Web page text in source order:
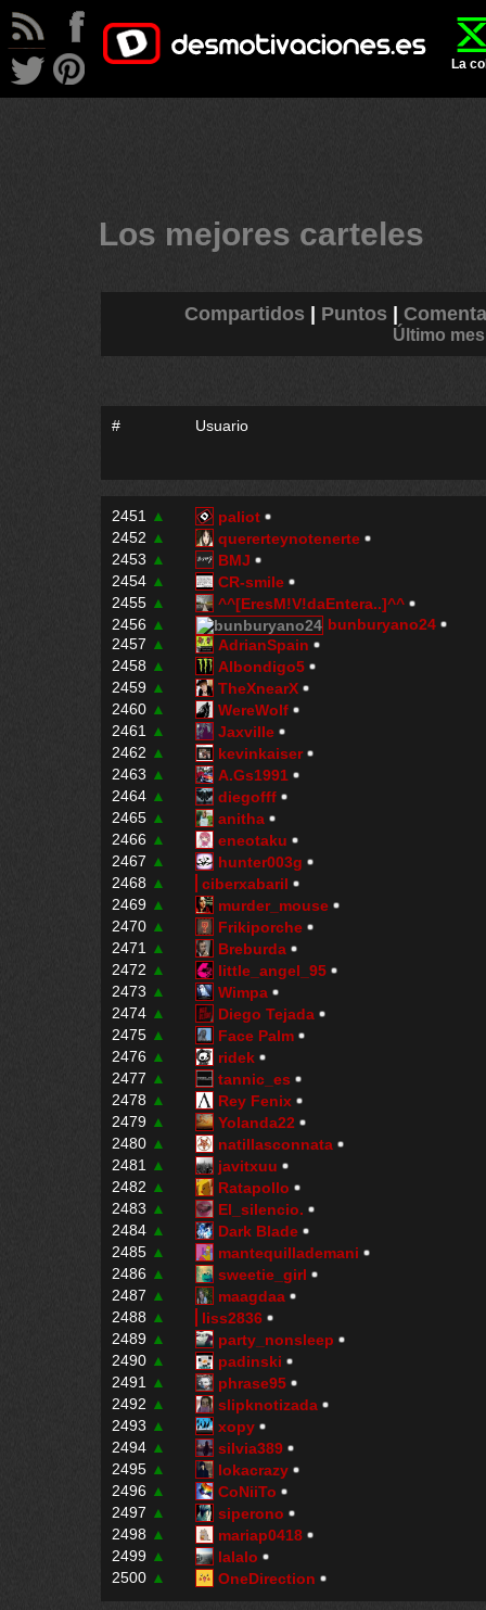
La
Los mejores carteles
Compartidos Puntos
Último mes
# Usuario
2451 ▲
paliot
2452 ▲
quererteynotenerte
2453 ▲
BMJ
2454 ▲
CR-smile
2455 ▲
^^[EresM!V!daEntera..]^^
2456 ▲
bunburyano24
2457 ▲
AdrianSpain
2458 ▲
Albondigo5
2459 ▲
TheXnearX
2460 ▲
WereWolf
2461 ▲
JaxviIIe
2462 ▲
kevinkaiser
2463 ▲
A.Gs1991
2464 ▲
diegofff
2465 ▲
anitha
2466 ▲
eneotaku
2467 ▲
hunter003g
2468 ▲
ciberxabaril
2469 ▲
murder_mouse
2470 ▲
Frikiporche
2471 ▲
Breburda
2472 ▲
little_angel_95
2473 ▲
Wimpa
2474 ▲
Diego Tejada
2475 ▲
Face Palm
2476 ▲
ridek
2477 ▲
tannic_es
2478 ▲
Rey Fenix
2479 ▲
Yolanda22
2480 ▲
natillasconnata
2481 ▲
javitxuu
2482 ▲
Ratapollo
2483 ▲
El_silencio.
2484 ▲
Dark Blade
2485 ▲
mantequillademani
2486 ▲
sweetie_girl
2487 ▲
maagdaa
2488 ▲
liss2836
2489 ▲
party_nonsleep
2490 ▲
padinski
2491 ▲
phrase95
2492 ▲
slipknotizada
2493 ▲
xopy
2494 ▲
silvia389
2495 ▲
lokacrazy
2496 ▲
CoNiiTo
2497 ▲
siperono
2498 ▲
mariap0418
2499 ▲
lalalo
2500 ▲ OneDirection